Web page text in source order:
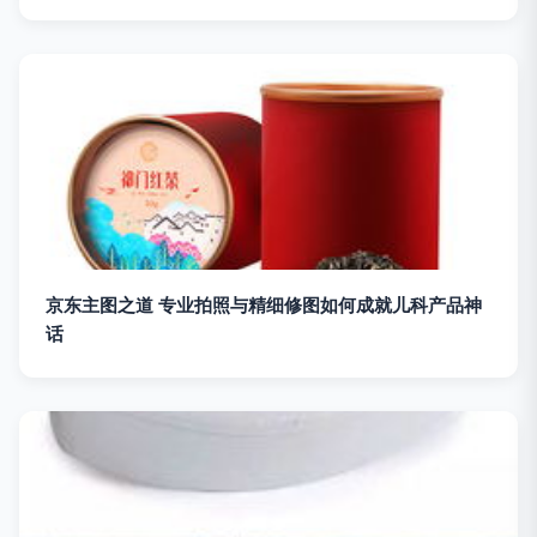
京东主图之道 专业拍照与精细修图如何成就儿科产品神
话